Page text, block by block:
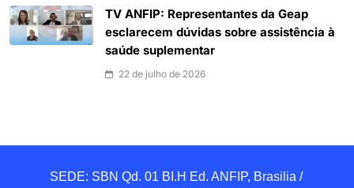
TV ANFIP: Representantes da Geap
esclarecem dúvidas sobre assistência à
saúde suplementar
22 de julho de 2026
SEDE: SBN Qd. 01 BI.H Ed. ANFIP, Brasilia /